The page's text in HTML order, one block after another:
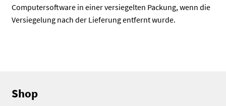
Computersoftware in einer versiegelten Packung, wenn die
Versiegelung nach der Lieferung entfernt wurde.
Shop